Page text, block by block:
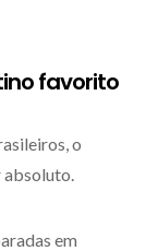
favorito
o
absoluto.
em